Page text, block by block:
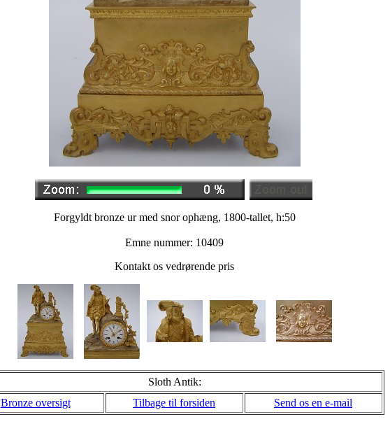
Forgyldt bronze ur med snor ophæng, 1800-tallet, h:50
Emne nummer: 10409
Kontakt os vedrørende pris
Sloth Antik:
Bronze oversigt
Tilbage til forsiden Send os en e-mail